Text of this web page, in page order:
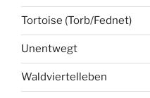
Tortoise (Torb/Fednet)
Unentwegt
Waldviertelleben